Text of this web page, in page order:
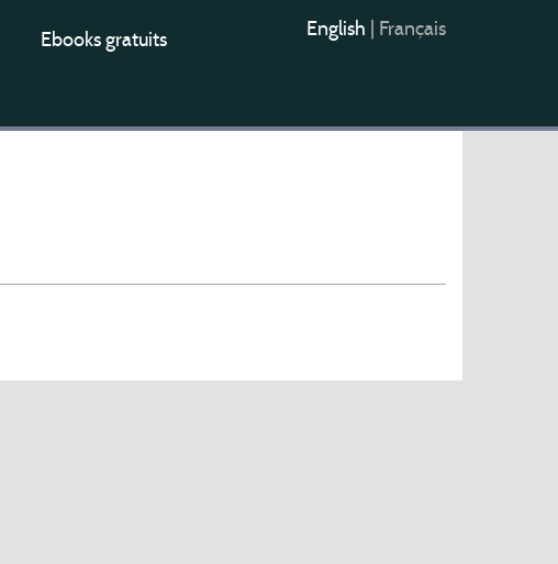
Ebooks gratuits English Français